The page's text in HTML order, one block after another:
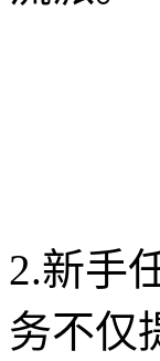
2.新手
务不仅